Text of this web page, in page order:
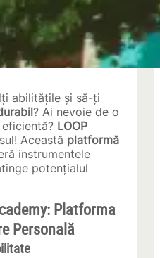
abilitățile și să-ți
? Ai nevoie de o
LOOP
Această platformă
instrumentele
potențialul
: Platforma
Personală